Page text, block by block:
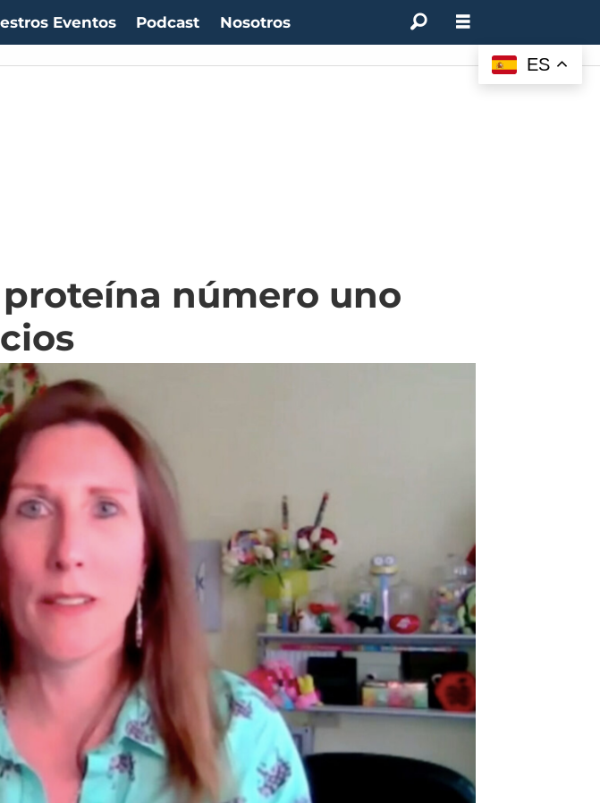
Eventos Podcast Nosotros
número uno
ES